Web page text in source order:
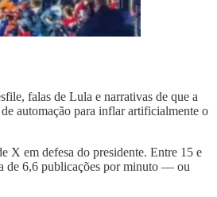
falas de Lula e narrativas de que a
automação para inflar artificialmente o
X em defesa do presidente. Entre 15 e
de 6,6 publicações por minuto — ou